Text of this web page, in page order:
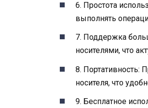
6. Простота
выполнять
7. Поддержка
носителями, что
8. Портативность:
носителя, что
9. Бесплатное